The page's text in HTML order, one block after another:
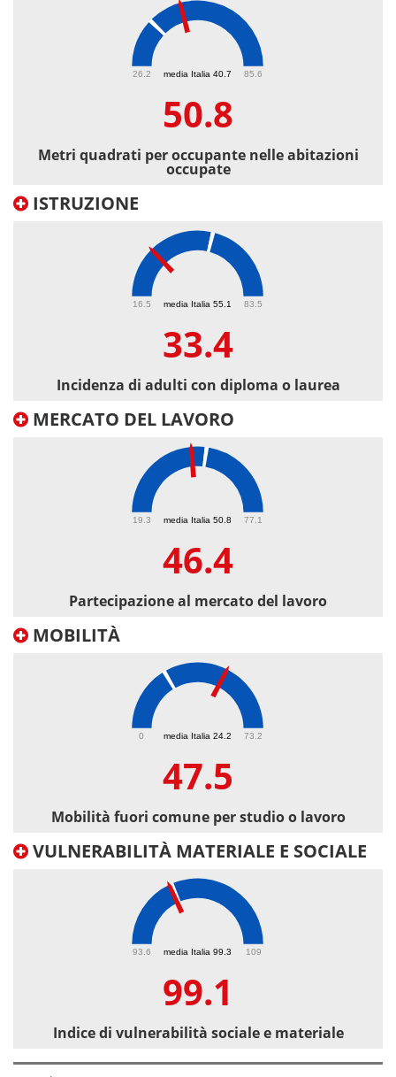
media Italia 40.7
26.2 85.6
50.8
Metri quadrati per occupante nelle abitazioni
occupate
ISTRUZIONE
media Italia 55.1
16.5 83.5
33.4
Incidenza di adulti con diploma o laurea
MERCATO DEL LAVORO
media Italia 50.8
19.3 77.1
46.4
Partecipazione al mercato del lavoro
MOBILITÀ
media Italia 24.2
0 73.2
47.5
Mobilità fuori comune per studio o lavoro
VULNERABILITÀ MATERIALE E SOCIALE
media Italia 99.3
93.6 109
99.1
Indice di vulnerabilità sociale e materiale